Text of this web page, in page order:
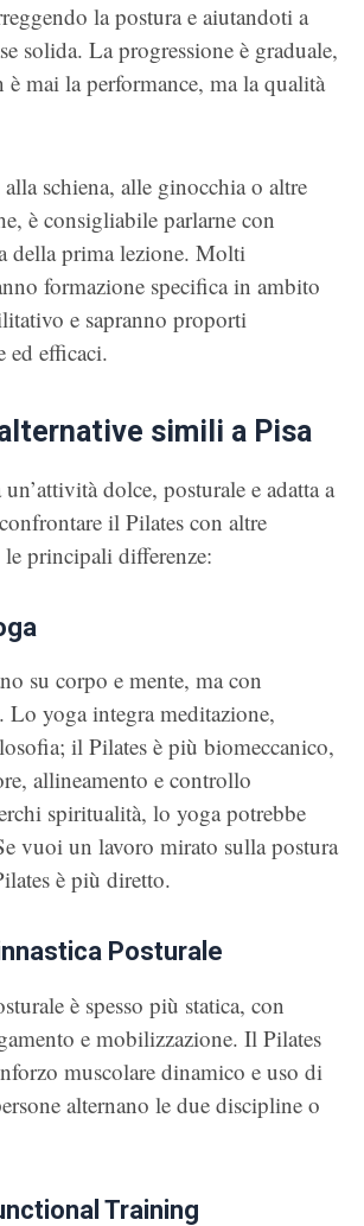
la postura e aiutandoti a
solida. La progressione è graduale,
è mai la performance, ma la qualità
schiena, alle ginocchia o altre
è consigliabile parlarne con
della prima lezione. Molti
formazione specifica in ambito
e sapranno proporti
ed efficaci.
simili a Pisa
dolce, posturale e adatta a
il Pilates con altre
principali differenze:
su corpo e mente, ma con
Lo yoga integra meditazione,
il Pilates è più biomeccanico,
allineamento e controllo
spiritualità, lo yoga potrebbe
vuoi un lavoro mirato sulla postura
è più diretto.
Posturale
è spesso più statica, con
e mobilizzazione. Il Pilates
muscolare dinamico e uso di
alternano le due discipline o
Training